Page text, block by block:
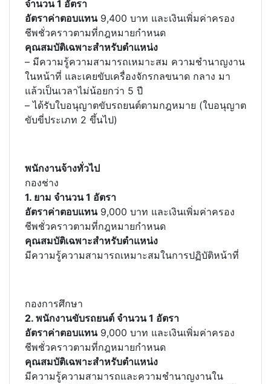
จำนวน 1 อัตรา
อัตราค่าตอบแทน9,400 บาท และเงินเพิ่มค่าครอง
ชีพชั่วคราวตามที่กฎหมายกำหนด
คุณสมบัติเฉพาะสำหรับตำแหน่ง
– มีความรู้ความสามารถเหมาะสม ความชำนาญงาน
ในหน้าที่ และเคยขับเครื่องจักรกลขนาด กลาง มา
แล้วเป็นเวลาไม่น้อยกว่า 5 ปี
– ได้รับใบอนุญาตขับรถยนต์ตามกฎหมาย (ใบอนุญาต
ขับขี่ประเภท 2 ขึ้นไป)
พนักงานจ้างทั่วไป
กองช่าง
1. ยาม จำนวน 1 อัตรา
อัตราค่าตอบแทน9,000 บาท และเงินเพิ่มค่าครอง
ชีพชั่วคราวตามที่กฎหมายกำหนด
คุณสมบัติเฉพาะสำหรับตำแหน่ง
มีความรู้ความสามารถเหมาะสมในการปฏิบัติหน้าที่
กองการศึกษา
2. พนักงานขับรถยนต์ จำนวน 1 อัตรา
อัตราค่าตอบแทน9,000 บาท และเงินเพิ่มค่าครอง
ชีพชั่วคราวตามที่กฎหมายกำหนด
คุณสมบัติเฉพาะสำหรับตำแหน่ง
มีความรู้ความสามารถและความชำนาญงานใน